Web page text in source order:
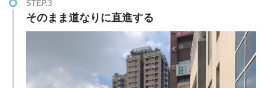
STEP.3
そのまま道なりに直進する